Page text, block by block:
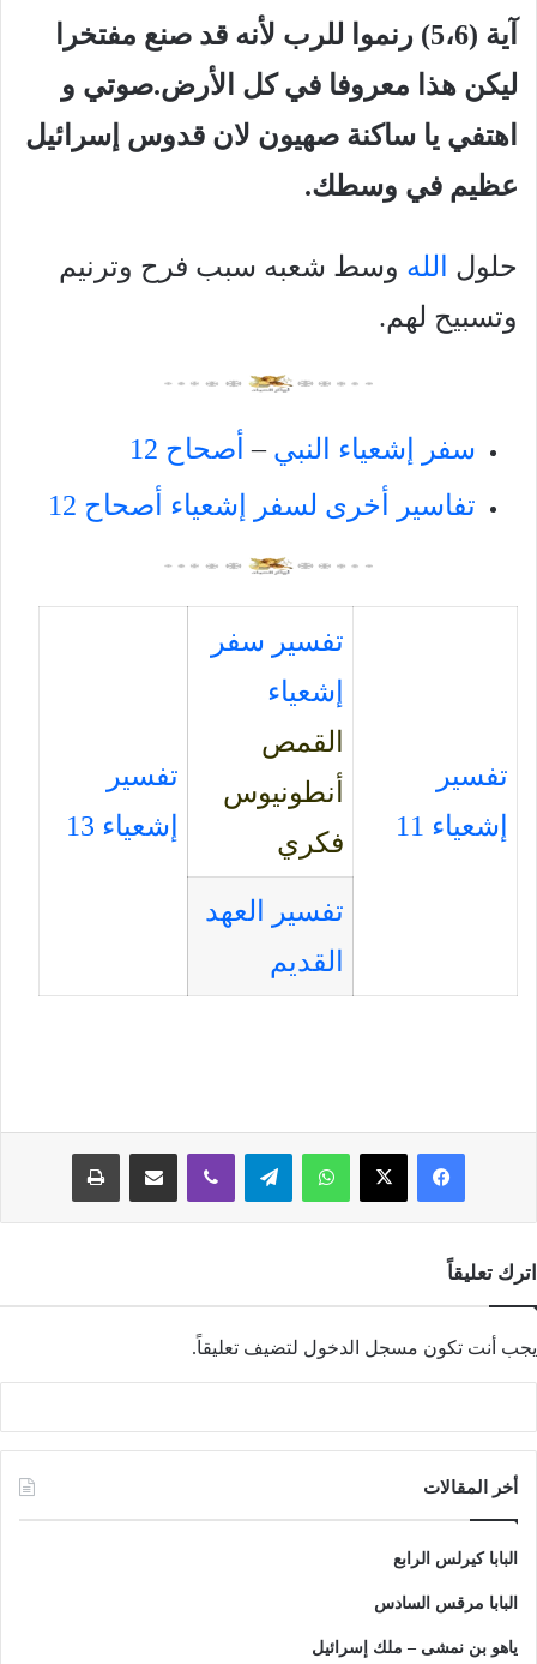
آية (5،6) رنموا للرب لأنه قد صنع مفتخرا
ليكن هذا معروفا في كل الأرض.صوتي و
اهتفي يا ساكنة صهيون لان قدوس إسرائيل
عظيم في وسطك.
حلول الله وسط شعبه سبب فرح وترنيم
وتسبيح لهم.
سفر إشعياء النبي –أصحاح 12
تفاسير أخرى لسفر إشعياء أصحاح 12
تفسير
إشعياء 11
تفسير سفر
إشعياء
القمص
أنطونيوس
فكري
تفسير
إشعياء 13
تفسير العهد
القديم
فيسبوك‫X واتسابتيلقرامڤايبر مشاركة عبر البريد طباعة
اترك تعليقاً
يجب أنت تكون مسجل الدخول لتضيف تعليقاً.
أخر المقالات
البابا كيرلس الرابع
البابا مرقس السادس
ياهو بن نمشى – ملك إسرائيل